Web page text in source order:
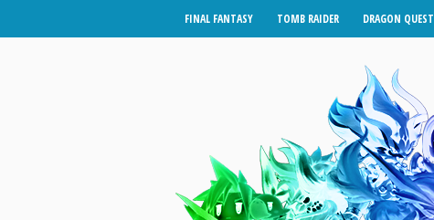
FINAL FANTASY TOMB RAIDER DRAGON QUEST